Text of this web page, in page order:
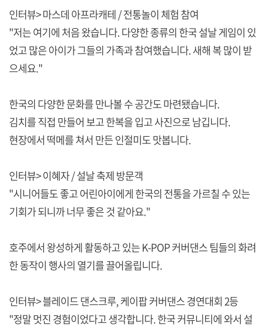
인터뷰> 마스데 아프라캐테 / 전통놀이 체험 참여
"저는 여기에 처음 왔습니다. 다양한 종류의 한국 설날 게임이 있
었고 많은 아이가 그들의 가족과 참여했습니다. 새해 복 많이 받
으세요."
한국의 다양한 문화를 만나볼 수 공간도 마련됐습니다.
김치를 직접 만들어 보고 한복을 입고 사진으로 남깁니다.
현장에서 떡메를 쳐서 만든 인절미도 맛봅니다.
인터뷰> 이혜자 / 설날 축제 방문객
"시니어들도 좋고 어린아이에게 한국의 전통을 가르칠 수 있는
기회가 되니까 너무 좋은 것 같아요."
호주에서 왕성하게 활동하고 있는 K-POP 커버댄스 팀들의 화려
한 동작이 행사의 열기를 끌어올립니다.
인터뷰> 블레이드 댄스크루, 케이팝 커버댄스 경연대회 2등
"정말 멋진 경험이었다고 생각합니다. 한국 커뮤니티에 와서 설